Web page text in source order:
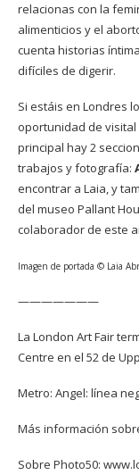
relacionas con la
alimenticios y el
cuenta historias
difíciles de digerir.
Si estáis en Londres
oportunidad de visital
principal hay 2
trabajos y fotografía:
encontrar a Laia, y
del museo Pallant
colaborador de este
Imagen de portada © Laia
———————
La London Art Fair
Centre en el 52 de
Metro: Angel: línea
Más información
Sobre Photo50: